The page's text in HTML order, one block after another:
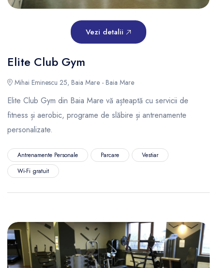
Vezi detalii
Elite Club Gym
Mihai Eminescu 25, Baia Mare - Baia Mare
Elite Club Gym din Baia Mare vă așteaptă cu servicii de
fitness și aerobic, programe de slăbire și antrenamente
personalizate.
Antrenamente Personale Parcare
Vestiar
Wi-Fi gratuit